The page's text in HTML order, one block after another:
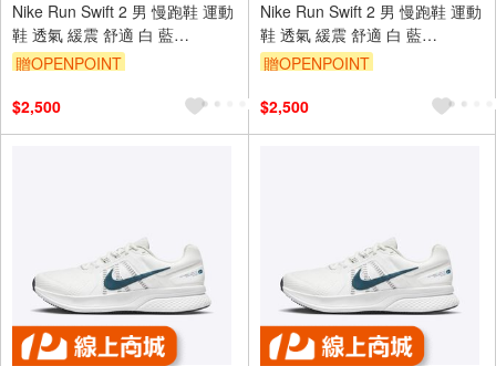
Nike Run Swift 2 男 慢跑鞋 運動
鞋 透氣 緩震 舒適 白 藍
[CU3517-101]
贈OPENPOINT
$2,500
Nike Run Swift 2 男 慢跑鞋 運動
鞋 透氣 緩震 舒適 白 藍
[CU3517-101]
贈OPENPOINT
$2,500